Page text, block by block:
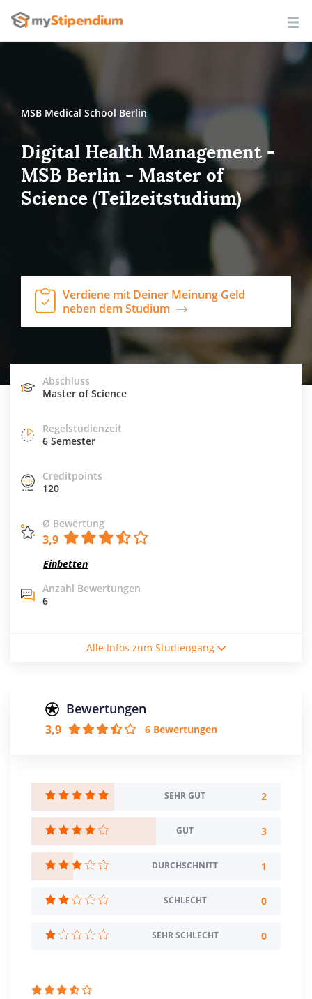
MSB Medical School Berlin
Digital Health Management -
MSB Berlin - Master of
Science (Teilzeitstudium)
Verdiene mit Deiner Meinung Geld
neben dem Studium
Abschluss
Master of Science
Regelstudienzeit
6 Semester
Creditpoints
120
Ø Bewertung
3,9
Einbetten
Anzahl Bewertungen
6
Abschluss
120
Regelstudienzeit
6 Semester
Sprache
Wintersemester
Alle Infos zum Studiengang
Bewertungen
3,9 6 Bewertungen
SEHR GUT 2
GUT 3
DURCHSCHNITT 1
SCHLECHT 0
SEHR SCHLECHT 0